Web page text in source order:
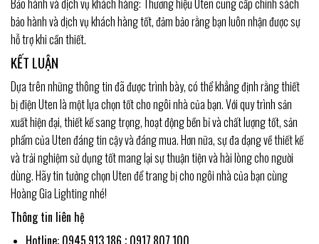
bảo hành và dịch vụ khách hàng tốt, đảm bảo rằng bạn luôn nhận được sự
hỗ trợ khi cần thiết.
KẾT LUẬN
Dựa trên những thông tin đã được trình bày, có thể khẳng định rằng thiết
bị điện Uten là một lựa chọn tốt cho ngôi nhà của bạn. Với quy trình sản
xuất hiện đại, thiết kế sang trọng, hoạt động bền bỉ và chất lượng tốt, sản
phẩm của Uten đáng tin cậy và đáng mua. Hơn nữa, sự đa dạng về thiết kế
và trải nghiệm sử dụng tốt mang lại sự thuận tiện và hài lòng cho người
dùng. Hãy tin tưởng chọn Uten để trang bị cho ngôi nhà của bạn cùng
Hoàng Gia Lighting nhé!
Thông tin liên hệ